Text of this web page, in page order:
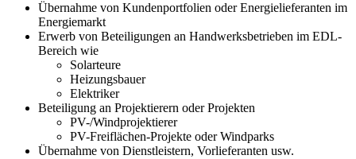
Übernahme von Kundenportfolien oder Energielieferanten im
Energiemarkt
Erwerb von Beteiligungen an Handwerksbetrieben im EDL-
Bereich wie
Solarteure
Heizungsbauer
Elektriker
Beteiligung an Projektierern oder Projekten
PV-/Windprojektierer
PV-Freiflächen-Projekte oder Windparks
Übernahme von Dienstleistern, Vorlieferanten usw.